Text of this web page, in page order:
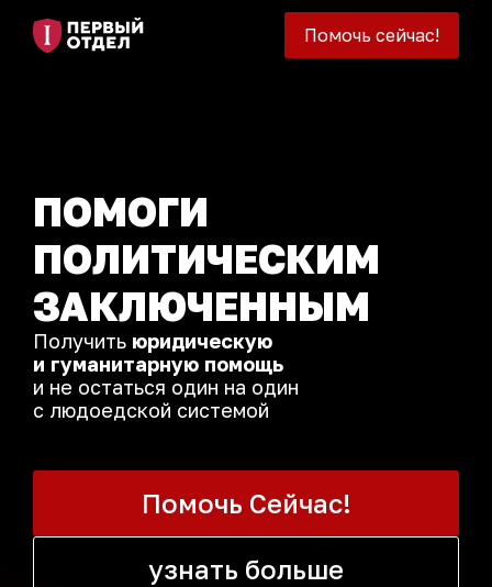
Помочь сейчас!
ПОМОГИ
ПОЛИТИЧЕСКИМ
ЗАКЛЮЧЕННЫМ
Получить юридическую
и гуманитарную помощь
и не остаться один на один
с людоедской системой
Помочь Сейчас!
узнать больше